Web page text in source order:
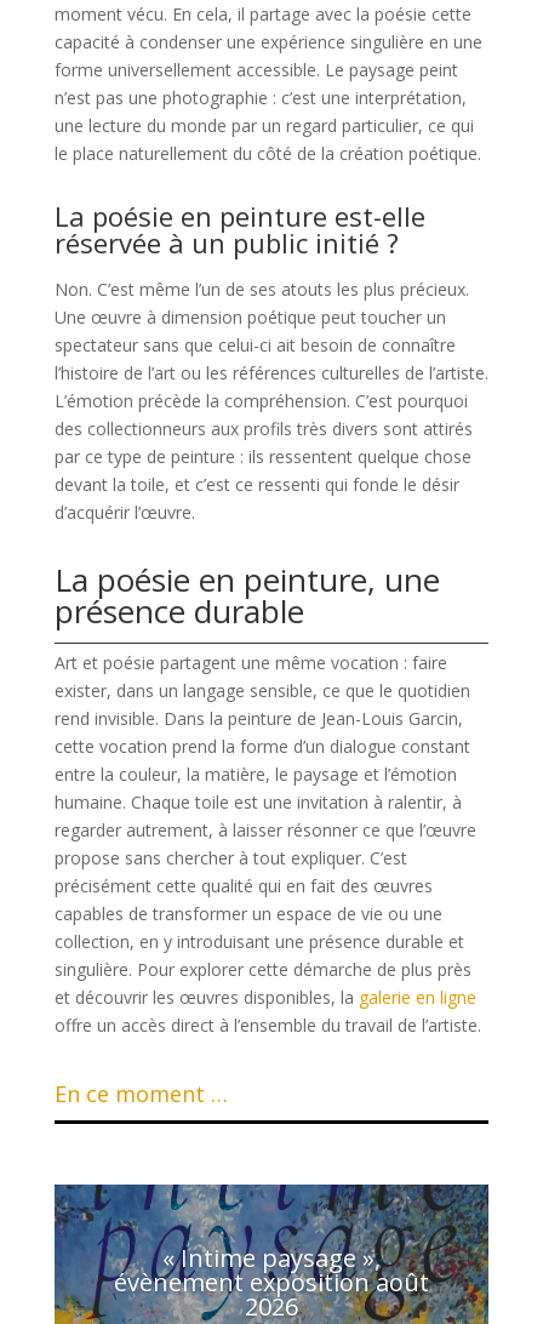
moment vécu. En cela, il partage avec la poésie cette
capacité à condenser une expérience singulière en une
forme universellement accessible. Le paysage peint
n’est pas une photographie : c’est une interprétation,
une lecture du monde par un regard particulier, ce qui
le place naturellement du côté de la création poétique.
La poésie en peinture est-elle
réservée à un public initié ?
Non. C’est même l’un de ses atouts les plus précieux.
Une œuvre à dimension poétique peut toucher un
spectateur sans que celui-ci ait besoin de connaître
l’histoire de l’art ou les références culturelles de l’artiste.
L’émotion précède la compréhension. C’est pourquoi
des collectionneurs aux profils très divers sont attirés
par ce type de peinture : ils ressentent quelque chose
devant la toile, et c’est ce ressenti qui fonde le désir
d’acquérir l’œuvre.
La poésie en peinture, une
présence durable
Art et poésie partagent une même vocation : faire
exister, dans un langage sensible, ce que le quotidien
rend invisible. Dans la peinture de Jean-Louis Garcin,
cette vocation prend la forme d’un dialogue constant
entre la couleur, la matière, le paysage et l’émotion
humaine. Chaque toile est une invitation à ralentir, à
regarder autrement, à laisser résonner ce que l’œuvre
propose sans chercher à tout expliquer. C’est
précisément cette qualité qui en fait des œuvres
capables de transformer un espace de vie ou une
collection, en y introduisant une présence durable et
singulière. Pour explorer cette démarche de plus près
et découvrir les œuvres disponibles, la galerie en ligne
offre un accès direct à l’ensemble du travail de l’artiste.
En ce moment …
« Intime paysage »,
évènement exposition août
2026